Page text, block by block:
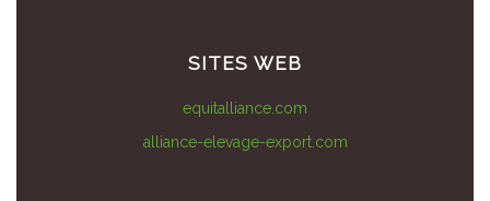
SITES WEB
equitalliance.com
alliance-elevage-export.com